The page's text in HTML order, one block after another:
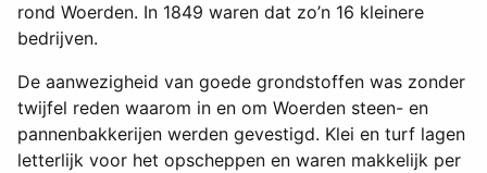
rond Woerden. In 1849 waren dat zo’n 16 kleinere
bedrijven.
De aanwezigheid van goede grondstoffen was zonder
twijfel reden waarom in en om Woerden steen- en
pannenbakkerijen werden gevestigd. Klei en turf lagen
letterlijk voor het opscheppen en waren makkelijk per